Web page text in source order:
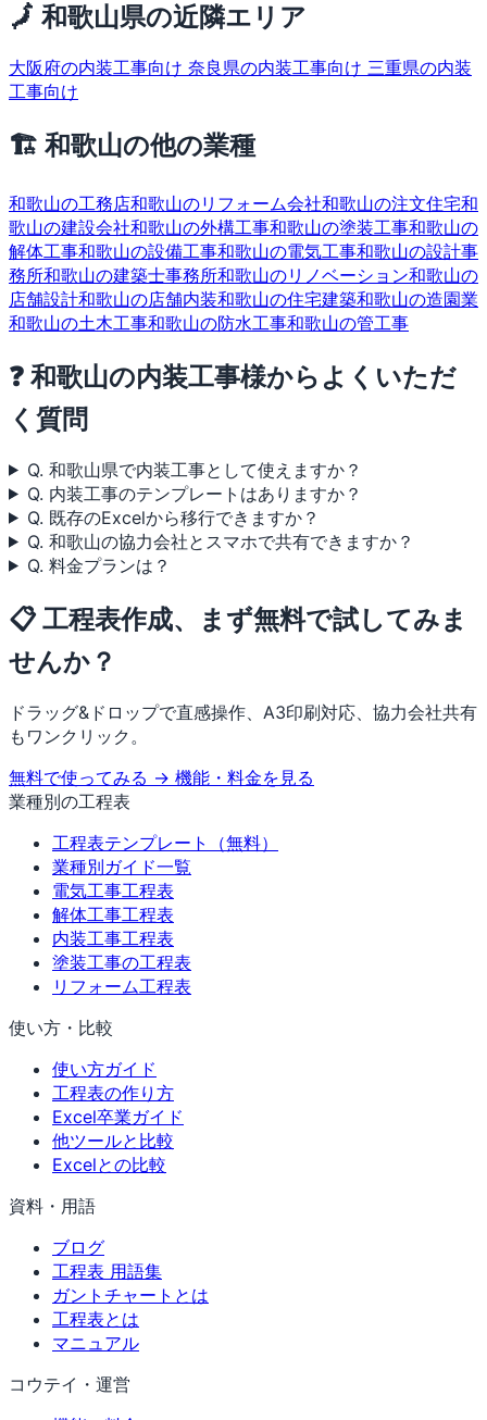
🗾 和歌山県の近隣エリア
大阪府の内装工事向け 奈良県の内装工事向け 三重県の内装
工事向け
🏗 和歌山の他の業種
和歌山の工務店和歌山のリフォーム会社和歌山の注文住宅和
歌山の建設会社和歌山の外構工事和歌山の塗装工事和歌山の
解体工事和歌山の設備工事和歌山の電気工事和歌山の設計事
務所和歌山の建築士事務所和歌山のリノベーション和歌山の
店舗設計和歌山の店舗内装和歌山の住宅建築和歌山の造園業
和歌山の土木工事和歌山の防水工事和歌山の管工事
❓ 和歌山の内装工事様からよくいただ
く質問
Q. 和歌山県で内装工事として使えますか？
Q. 内装工事のテンプレートはありますか？
Q. 既存のExcelから移行できますか？
Q. 和歌山の協力会社とスマホで共有できますか？
Q. 料金プランは？
📋 工程表作成、まず無料で試してみま
せんか？
ドラッグ&ドロップで直感操作、A3印刷対応、協力会社共有
もワンクリック。
無料で使ってみる → 機能・料金を見る
業種別の工程表
工程表テンプレート（無料）
業種別ガイド一覧
電気工事工程表
解体工事工程表
内装工事工程表
塗装工事の工程表
リフォーム工程表
使い方・比較
使い方ガイド
工程表の作り方
Excel卒業ガイド
他ツールと比較
Excelとの比較
資料・用語
ブログ
工程表 用語集
ガントチャートとは
工程表とは
マニュアル
コウテイ・運営